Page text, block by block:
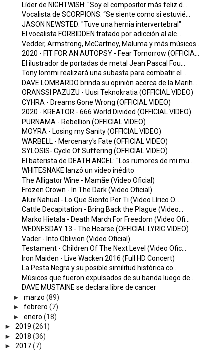
Líder de NIGHTWISH: "Soy el compositor más feliz d...
Vocalista de SCORPIONS: “Se siente como si estuvié...
JASON NEWSTED: "Tuve una hernia intervertebral"
El vocalista FORBIDDEN tratado por adicción al alc...
Vedder, Armstrong, McCartney, Maluma y más músicos...
2020 - FIT FOR AN AUTOPSY - Fear Tomorrow (OFFICIA...
El ilustrador de portadas de metal Jean Pascal Fou...
Tony Iommi realizará una subasta para combatir el ...
DAVE LOMBARDO brinda su opinión acerca de la Marih...
ORANSSI PAZUZU - Uusi Teknokratia (OFFICIAL VIDEO)
CYHRA - Dreams Gone Wrong (OFFICIAL VIDEO)
2020 - KREATOR - 666 World Divided (OFFICIAL VIDEO)
PURNAMA - Rebellion (OFFICIAL VIDEO)
MOYRA - Losing my Sanity (OFFICIAL VIDEO)
WARBELL - Mercenary's Fate (OFFICIAL VIDEO)
SYLOSIS- Cycle Of Suffering (OFFICIAL VIDEO)
El baterista de DEATH ANGEL: "Los rumores de mi mu...
WHITESNAKE lanzó un video inédito
The Alligator Wine - Mamãe (Video Oficial)
Frozen Crown - In The Dark (Video Oficial)
Alux Nahual - Lo Que Siento Por Ti (Video Lírico O...
Cattle Decapitation - Bring Back the Plague (Video...
Marko Hietala - Death March For Freedom (Video Ofi...
WEDNESDAY 13 - The Hearse (OFFICIAL LYRIC VIDEO)
Vader - Into Oblivion (Video Oficial).
Testament - Children Of The Next Level (Video Ofic...
Iron Maiden - Live Wacken 2016 (Full HD Concert)
La Pesta Negra y su posible similitud histórica co...
Músicos que fueron expulsados de su banda luego de...
DAVE MUSTAINE se declara libre de cancer
► marzo (89)
► febrero (7)
► enero (18)
► 2019 (261)
► 2018 (36)
► 2017(7)